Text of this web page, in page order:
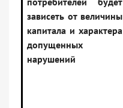
зависеть от величины
капитала и характера
допущенных
нарушений